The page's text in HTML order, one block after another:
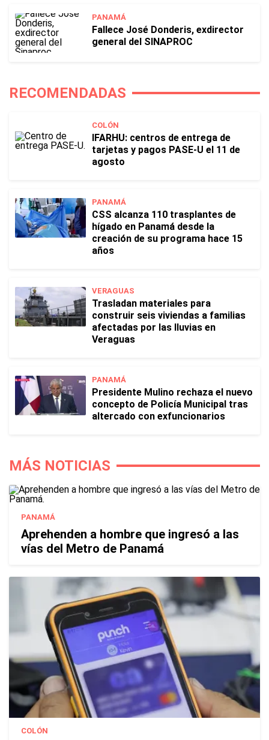
PANAMÁ
Fallece José Donderis, exdirector
general del SINAPROC
RECOMENDADAS
COLÓN
IFARHU: centros de entrega de
tarjetas y pagos PASE-U el 11 de
agosto
PANAMÁ
CSS alcanza 110 trasplantes de
hígado en Panamá desde la
creación de su programa hace 15
años
VERAGUAS
Trasladan materiales para
construir seis viviendas a familias
afectadas por las lluvias en
Veraguas
PANAMÁ
Presidente Mulino rechaza el nuevo
concepto de Policía Municipal tras
altercado con exfuncionarios
MÁS NOTICIAS
PANAMÁ
Aprehenden a hombre que ingresó a las
vías del Metro de Panamá
COLÓN